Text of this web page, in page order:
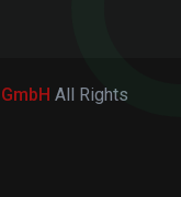
All Rights